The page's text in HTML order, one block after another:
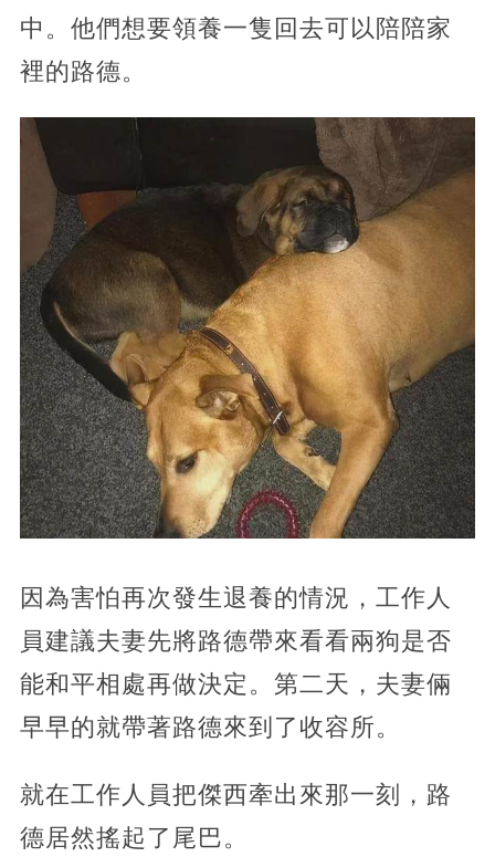
中。他們想要領養一隻回去可以陪陪家
裡的路德。
因為害怕再次發生退養的情況，工作人
員建議夫妻先將路德帶來看看兩狗是否
能和平相處再做決定。第二天，夫妻倆
早早的就帶著路德來到了收容所。
就在工作人員把傑西牽出來那一刻，路
德居然搖起了尾巴。